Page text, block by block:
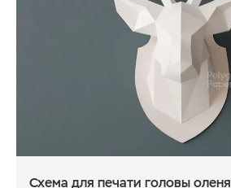
Схема для печати головы оленя